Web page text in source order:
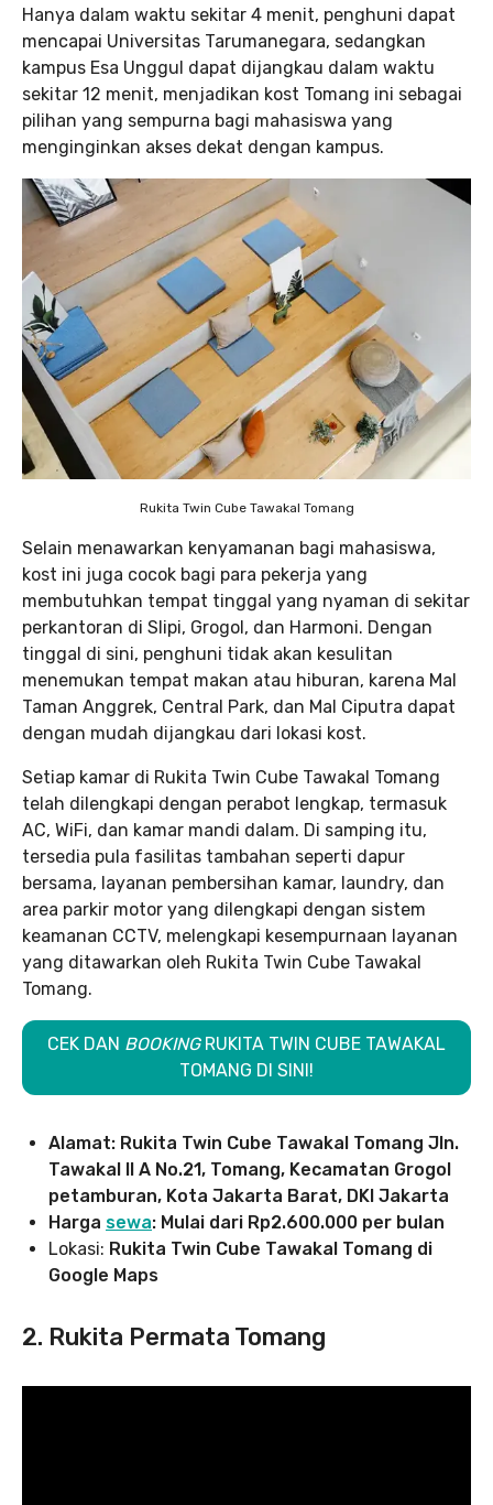
Hanya dalam waktu sekitar 4 menit, penghuni dapat
mencapai Universitas Tarumanegara, sedangkan
kampus Esa Unggul dapat dijangkau dalam waktu
sekitar 12 menit, menjadikan kost Tomang ini sebagai
pilihan yang sempurna bagi mahasiswa yang
menginginkan akses dekat dengan kampus.
Rukita Twin Cube Tawakal Tomang
Selain menawarkan kenyamanan bagi mahasiswa,
kost ini juga cocok bagi para pekerja yang
membutuhkan tempat tinggal yang nyaman di sekitar
perkantoran di Slipi, Grogol, dan Harmoni. Dengan
tinggal di sini, penghuni tidak akan kesulitan
menemukan tempat makan atau hiburan, karena Mal
Taman Anggrek, Central Park, dan Mal Ciputra dapat
dengan mudah dijangkau dari lokasi kost.
Setiap kamar di Rukita Twin Cube Tawakal Tomang
telah dilengkapi dengan perabot lengkap, termasuk
AC, WiFi, dan kamar mandi dalam. Di samping itu,
tersedia pula fasilitas tambahan seperti dapur
bersama, layanan pembersihan kamar, laundry, dan
area parkir motor yang dilengkapi dengan sistem
keamanan CCTV, melengkapi kesempurnaan layanan
yang ditawarkan oleh Rukita Twin Cube Tawakal
Tomang.
CEK DAN BOOKINGRUKITA TWIN CUBE TAWAKAL
TOMANG DI SINI!
Alamat: Rukita Twin Cube Tawakal Tomang Jln.
Tawakal II A No.21, Tomang, Kecamatan Grogol
petamburan, Kota Jakarta Barat, DKI Jakarta
Harga sewa: Mulai dari Rp2.600.000 per bulan
Lokasi: Rukita Twin Cube Tawakal Tomang di
Google Maps
2. Rukita Permata Tomang